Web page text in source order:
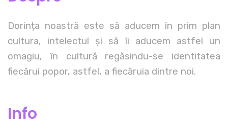
Dorința noastră este să aducem în prim plan
cultura, intelectul și să îi aducem astfel un
omagiu, în cultură regăsindu-se identitatea
fiecărui popor, astfel, a fiecăruia dintre noi.
Info